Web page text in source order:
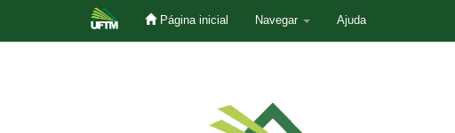
Página inicial Navegar Ajuda